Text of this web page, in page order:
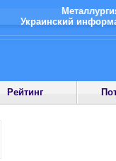
Украинский
Рейтинг